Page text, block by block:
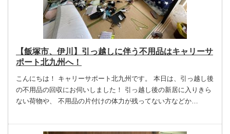
【飯塚市、伊川】引っ越しに伴う不用品はキャリーサ
ポート北九州へ！
こんにちは！ キャリーサポート北九州です。 本日は、引っ越し後
の不用品の回収にお伺いしました！ 引っ越し後の新居に入りきら
ない荷物や、 不用品の片付けの体力が残ってない方などか…